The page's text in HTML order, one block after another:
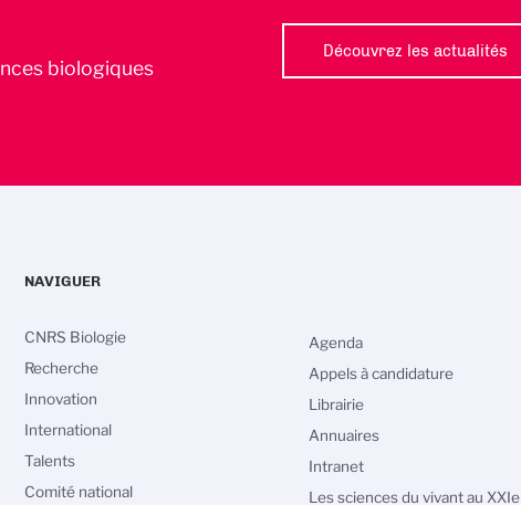
biologiques
Découvrez les actualités
NAVIGUER
CNRS Biologie
Recherche
Innovation
International
Talents
Comité national
Agenda
Appels à candidature
Librairie
Annuaires
Intranet
Les sciences du vivant au XXIe